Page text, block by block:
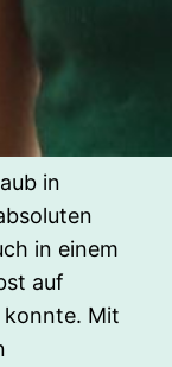
in
in einem
auf
konnte. Mit